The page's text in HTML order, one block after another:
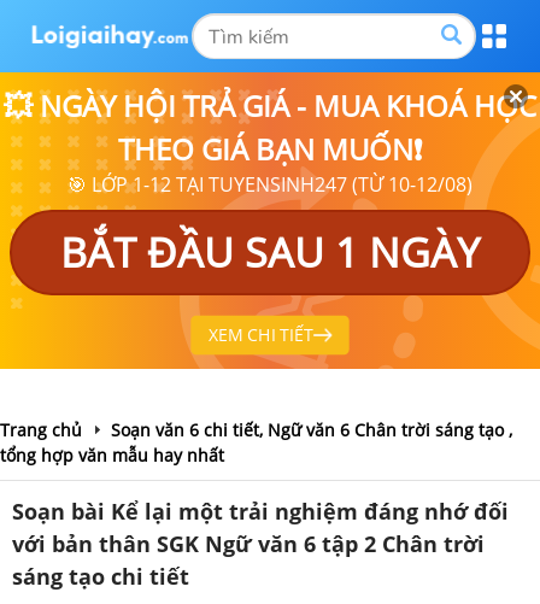
💥 NGÀY HỘI TRẢ GIÁ - MUA KHOÁ HỌC
THEO GIÁ BẠN MUỐN❗
🎯 LỚP 1-12 TẠI TUYENSINH247 (TỪ 10-12/08)
BẮT ĐẦU SAU 1 NGÀY
XEM CHI TIẾT
Trang chủ
Soạn văn 6 chi tiết, Ngữ văn 6 Chân trời sáng tạo ,
tổng hợp văn mẫu hay nhất
Soạn bài Kể lại một trải nghiệm đáng nhớ đối
với bản thân SGK Ngữ văn 6 tập 2 Chân trời
sáng tạo chi tiết